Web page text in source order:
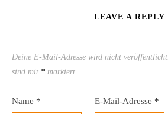
LEAVE A REPLY
Deine E-Mail-Adresse wird nicht veröffentlicht.
sind mit * markiert
Name * E-Mail-Adresse *